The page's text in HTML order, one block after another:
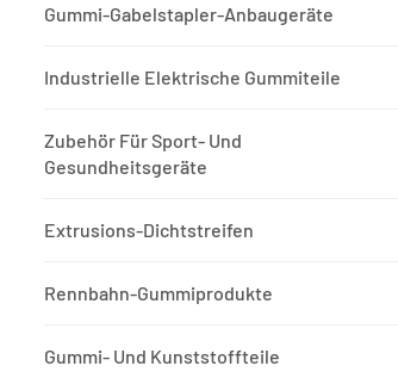
Gummi-Gabelstapler-Anbaugeräte
Industrielle Elektrische Gummiteile
Zubehör Für Sport- Und
Gesundheitsgeräte
Extrusions-Dichtstreifen
Rennbahn-Gummiprodukte
Gummi- Und Kunststoffteile